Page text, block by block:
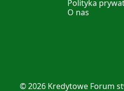
Polityka
O nas
© 2026 Kredytowe Forum